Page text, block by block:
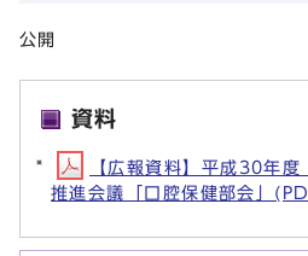
公開
資料
【広報資料】平成30年
推進会議「口腔保健部会」